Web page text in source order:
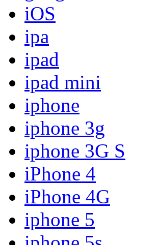
iOS
ipa
ipad
ipad mini
iphone
iphone 3g
iphone 3G S
iPhone 4
iPhone 4G
iphone 5